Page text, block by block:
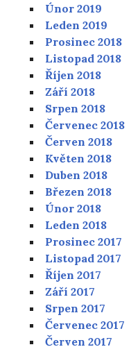
Únor 2019
Leden 2019
Prosinec 2018
Listopad 2018
Říjen 2018
Září 2018
Srpen 2018
Červenec 2018
Červen 2018
Květen 2018
Duben 2018
Březen 2018
Únor 2018
Leden 2018
Prosinec 2017
Listopad 2017
Říjen 2017
Září 2017
Srpen 2017
Červenec 2017
Červen 2017